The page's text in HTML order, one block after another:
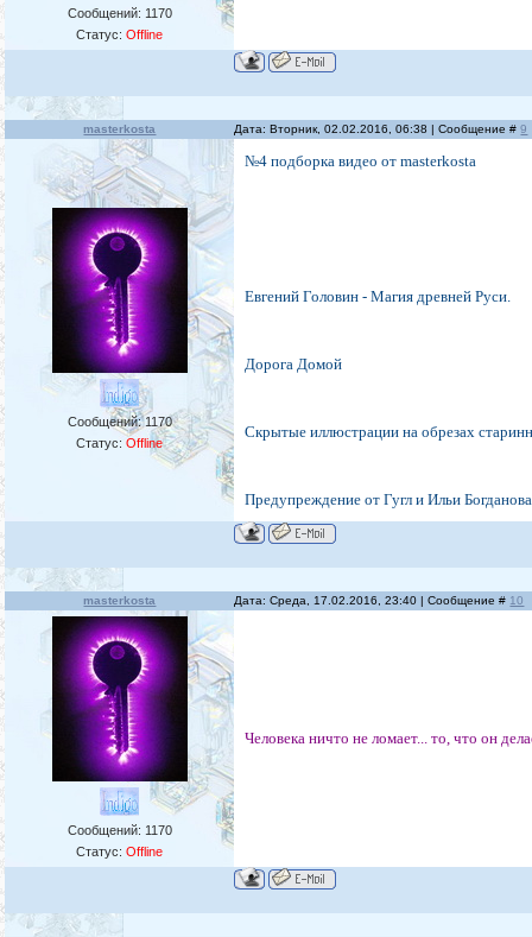
Сообщений: 1170
Статус:Offline
masterkosta Дата: Вторник, 02.02.2016, 06:38 | Сообщение #9
Сообщений:1170
Статус:Offline
№4 подборка видео от masterkosta
Евгений Головин - Магия древней Руси.
Дорога Домой
Скрытые иллюстрации на обрезах
Предупреждение от Гугл и Ильи
masterkosta Дата: Среда, 17.02.2016, 23:40 | Сообщение # 10
Сообщений: 1170
Статус:Offline
Человека ничто не ломает... то, что он